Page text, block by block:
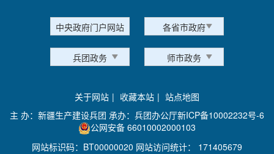
中央政府门户网站 各省市政府
兵团政务 师市政务
关于网站 | 收藏本站 | 站点地图
主 办：新疆生产建设兵团 承办：兵团办公厅新ICP备10002232号-6
公网安备 66010002000103
网站标识码：BT00000020 网站访问统计： 171405679